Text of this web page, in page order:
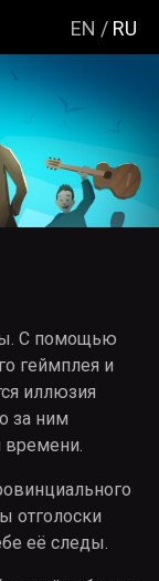
EN RU
С помощью
геймплея и
иллюзия
за ним
времени.
отголоски
её следы.